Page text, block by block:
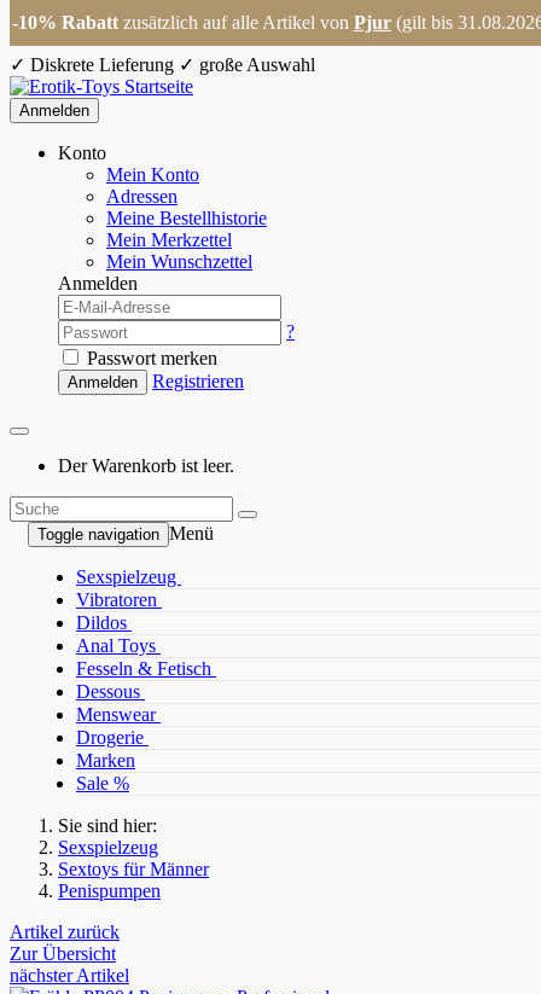
✓ Diskrete Lieferung ✓ große Auswahl
Anmelden
Konto
Mein Konto
Adressen
Meine Bestellhistorie
Mein Merkzettel
Mein Wunschzettel
Anmelden
?
Passwort merken
Anmelden Registrieren
Der Warenkorb ist leer.
Toggle navigation Menü
Sexspielzeug
Vibratoren
Dildos
Anal Toys
Fesseln & Fetisch
Dessous
Menswear
Drogerie
Marken
Sale %
Sie sind hier:
Sexspielzeug
Sextoys für Männer
Penispumpen
Artikel zurück
Zur Übersicht
nächster Artikel
-10% Rabatt zusätzlich auf alle Artikel von Pjur (gilt bis